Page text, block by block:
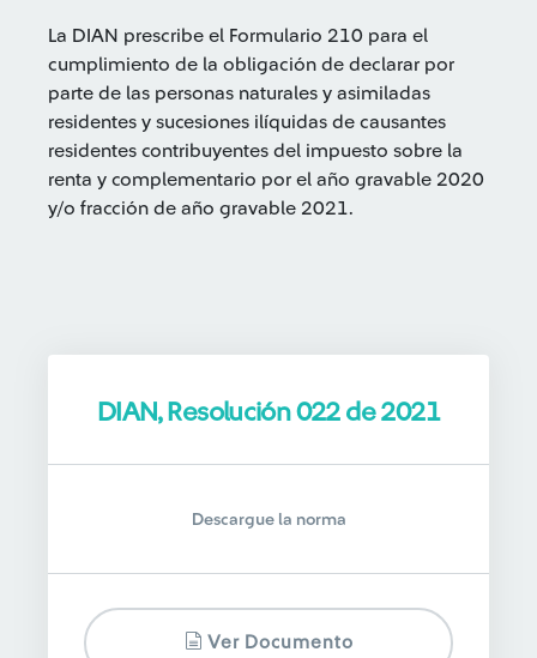
La DIAN prescribe el Formulario 210 para el
cumplimiento de la obligación de declarar por
parte de las personas naturales y asimiladas
residentes y sucesiones ilíquidas de causantes
residentes contribuyentes del impuesto sobre la
renta y complementario por el año gravable 2020
y/o fracción de año gravable 2021.
DIAN, Resolución 022 de 2021
Descargue la norma
Ver Documento